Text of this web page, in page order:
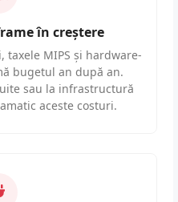
în creștere
MIPS și hardware-
bugetul an după an.
sau la infrastructură
aceste costuri.